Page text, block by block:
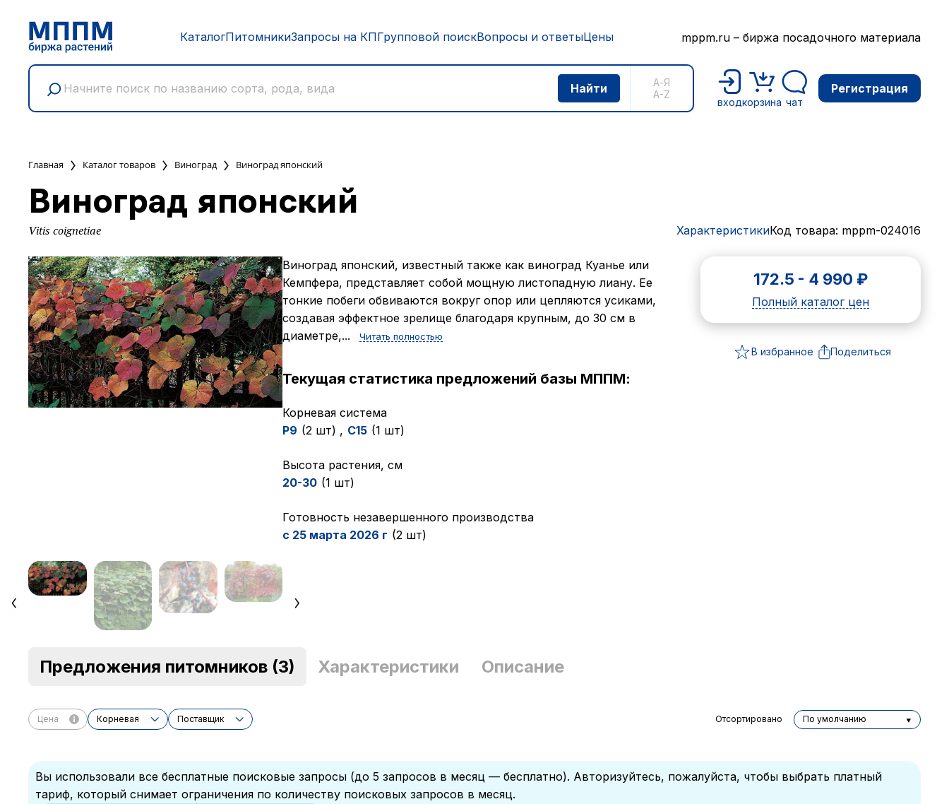
КаталогПитомникиЗапросы на КПГрупповой поискВопросы и ответыЦены mppm.ru – биржа посадочного материала
А-Я
A-Z
входкорзина чат
Регистрация
Главная Каталог товаров Виноград Виноград японский
Виноград японский
Vitis coignetiae ХарактеристикиКод товара: mppm-024016
Виноград японский, известный также как виноград Куанье или
Кемпфера, представляет собой мощную листопадную лиану. Ее
тонкие побеги обвиваются вокруг опор или цепляются усиками,
создавая эффектное зрелище благодаря крупным, до 30 см в
диаметре,...
Читать полностью
172.5 - 4 990 ₽
Полный каталог цен
В избранное Поделиться
Текущая статистика предложений базы МППМ:
Корневая система
P9 (2 шт) , C15 (1 шт)
Высота растения, см
20-30 (1 шт)
Готовность незавершенного производства
с 25 марта 2026 г (2 шт)
Предложения питомников (3) Характеристики Описание
Цена Корневая Поставщик Отсортировано По умолчанию
Вы использовали все бесплатные поисковые запросы (до 5 запросов в месяц — бесплатно). Авторизуйтесь, пожалуйста, чтобы выбрать платный
тариф, который снимает ограничения по количеству поисковых запросов в месяц.